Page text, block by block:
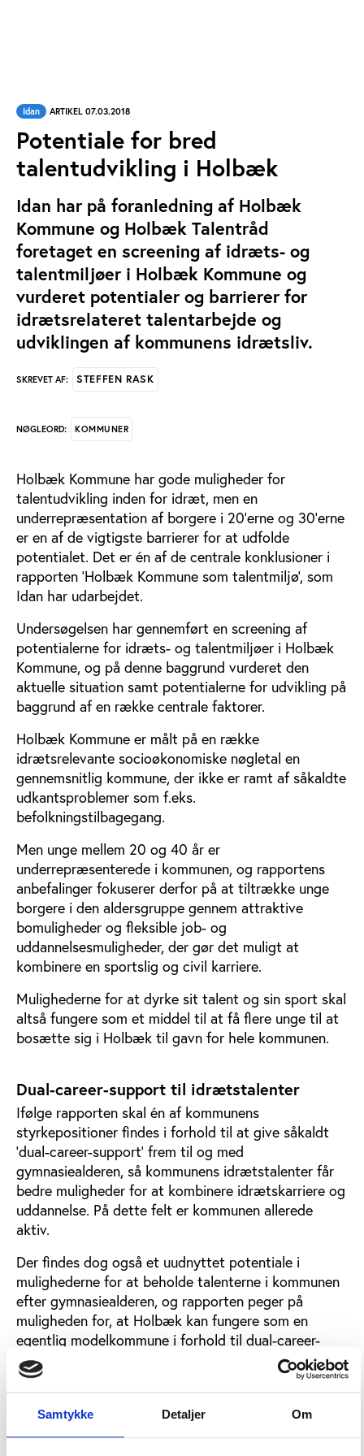
Samtykke Detaljer Om
Idan ARTIKEL 07.03.2018
Potentiale for bred
talentudvikling i Holbæk
Idan har på foranledning af Holbæk
Kommune og Holbæk Talentråd
foretaget en screening af idræts- og
talentmiljøer i Holbæk Kommune og
vurderet potentialer og barrierer for
idrætsrelateret talentarbejde og
udviklingen af kommunens idrætsliv.
SKREVET AF: STEFFEN RASK
NØGLEORD: KOMMUNER
Holbæk Kommune har gode muligheder for
talentudvikling inden for idræt, men en
underrepræsentation af borgere i 20’erne og 30’erne
er en af de vigtigste barrierer for at udfolde
potentialet. Det er én af de centrale konklusioner i
rapporten ’Holbæk Kommune som talentmiljø’, som
Idan har udarbejdet.
Undersøgelsen har gennemført en screening af
potentialerne for idræts- og talentmiljøer i Holbæk
Kommune, og på denne baggrund vurderet den
aktuelle situation samt potentialerne for udvikling på
baggrund af en række centrale faktorer.
Holbæk Kommune er målt på en række
idrætsrelevante socioøkonomiske nøgletal en
gennemsnitlig kommune, der ikke er ramt af såkaldte
udkantsproblemer som f.eks.
befolkningstilbagegang.
Men unge mellem 20 og 40 år er
underrepræsenterede i kommunen, og rapportens
anbefalinger fokuserer derfor på at tiltrække unge
borgere i den aldersgruppe gennem attraktive
bomuligheder og fleksible job- og
uddannelsesmuligheder, der gør det muligt at
kombinere en sportslig og civil karriere.
Mulighederne for at dyrke sit talent og sin sport skal
altså fungere som et middel til at få flere unge til at
bosætte sig i Holbæk til gavn for hele kommunen.
Dual-career-support til idrætstalenter
Ifølge rapporten skal én af kommunens
styrkepositioner findes i forhold til at give såkaldt
’dual-career-support’ frem til og med
gymnasiealderen, så kommunens idrætstalenter får
bedre muligheder for at kombinere idrætskarriere og
uddannelse. På dette felt er kommunen allerede
aktiv.
Der findes dog også et uudnyttet potentiale i
mulighederne for at beholde talenterne i kommunen
efter gymnasiealderen, og rapporten peger på
muligheden for, at Holbæk kan fungere som en
egentlig modelkommune i forhold til dual-career-
løsninger med fx erhvervs- og fagrettede
uddannelser, hvor der i dag mangler gode
kombinationsmuligheder.